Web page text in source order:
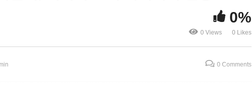
코로나가 앗아간 나의 소중한
0%
0 Views 0 Likes
0 Comments